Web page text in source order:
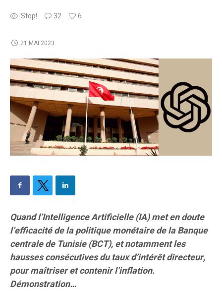
Stop! 32 6
21 MAI 2023
Quand l’Intelligence Artificielle (IA) met en doute
l’efficacité de la politique monétaire de la Banque
centrale de Tunisie (BCT), et notamment les
hausses consécutives du taux d’intérêt directeur,
pour maîtriser et contenir l’inflation.
Démonstration…